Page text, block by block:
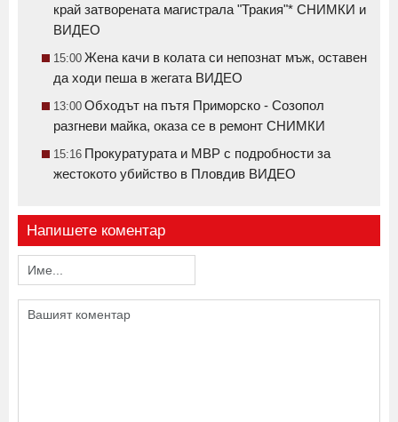
край затворената магистрала "Тракия"* СНИМКИ и
ВИДЕО
15:00 Жена качи в колата си непознат мъж, оставен
да ходи пеша в жегата ВИДЕО
13:00 Обходът на пътя Приморско - Созопол
разгневи майка, оказа се в ремонт СНИМКИ
15:16 Прокуратурата и МВР с подробности за
жестокото убийство в Пловдив ВИДЕО
Напишете коментар